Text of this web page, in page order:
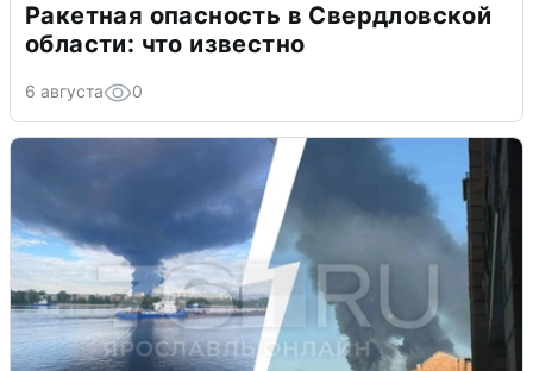
Ракетная опасность в Свердловской
области: что известно
6 августа 0